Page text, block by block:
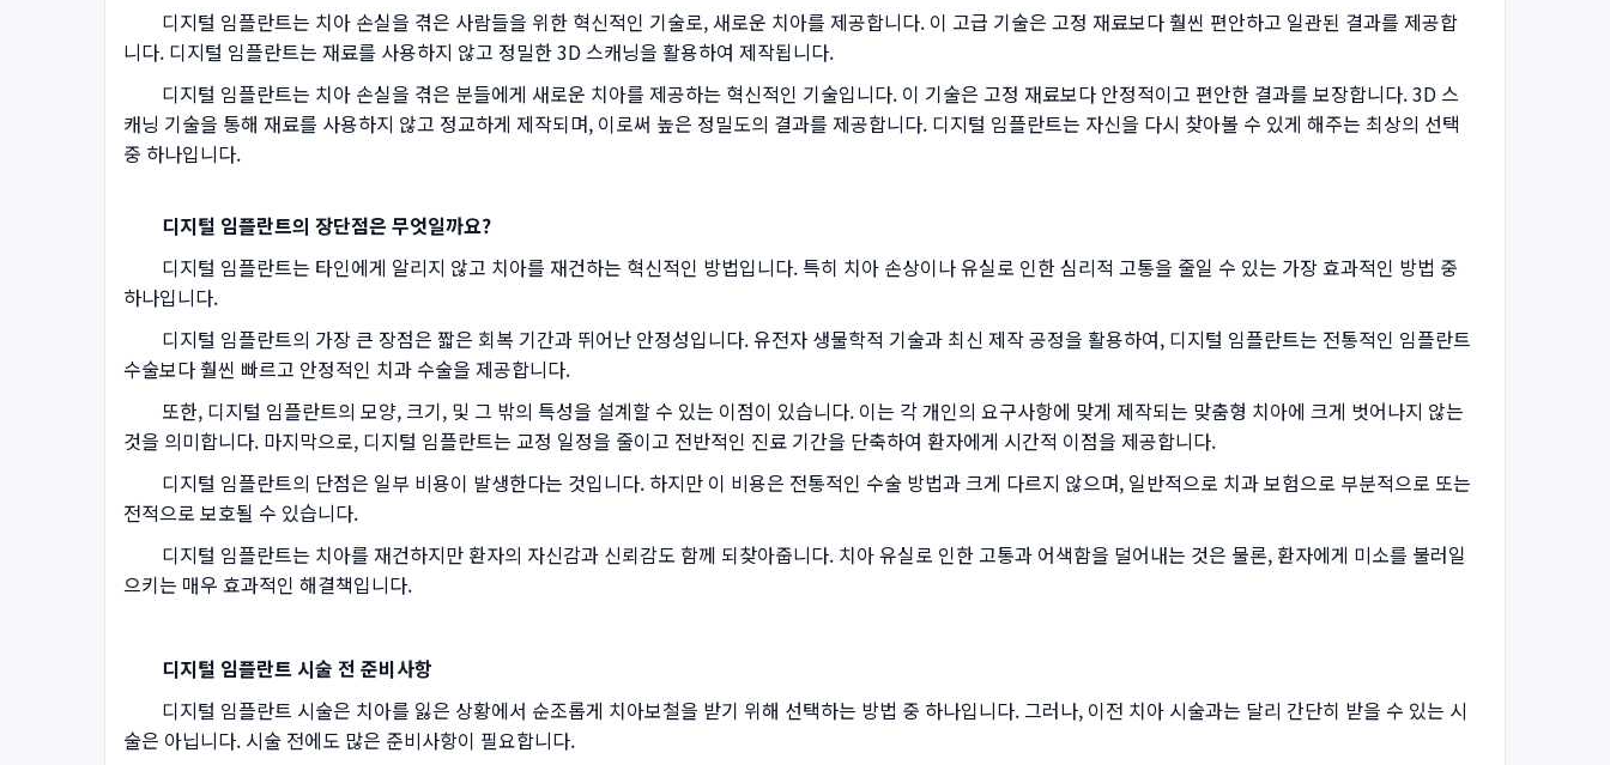
디지털 임플란트는 치아 손실을 겪은 사람들을 위한 혁신적인 기술로, 새로운 치아를 제공합니다. 이 고급 기술은 고정 재료보다 훨씬 편안하고 일관된 결과를 제공합
니다. 디지털 임플란트는 재료를 사용하지 않고 정밀한 3D 스캐닝을 활용하여 제작됩니다.
디지털 임플란트는 치아 손실을 겪은 분들에게 새로운 치아를 제공하는 혁신적인 기술입니다. 이 기술은 고정 재료보다 안정적이고 편안한 결과를 보장합니다. 3D 스
캐닝 기술을 통해 재료를 사용하지 않고 정교하게 제작되며, 이로써 높은 정밀도의 결과를 제공합니다. 디지털 임플란트는 자신을 다시 찾아볼 수 있게 해주는 최상의 선택
중 하나입니다.
디지털 임플란트의 장단점은 무엇일까요?
디지털 임플란트는 타인에게 알리지 않고 치아를 재건하는 혁신적인 방법입니다. 특히 치아 손상이나 유실로 인한 심리적 고통을 줄일 수 있는 가장 효과적인 방법 중
하나입니다.
디지털 임플란트의 가장 큰 장점은 짧은 회복 기간과 뛰어난 안정성입니다. 유전자 생물학적 기술과 최신 제작 공정을 활용하여, 디지털 임플란트는 전통적인 임플란트
수술보다 훨씬 빠르고 안정적인 치과 수술을 제공합니다.
또한, 디지털 임플란트의 모양, 크기, 및 그 밖의 특성을 설계할 수 있는 이점이 있습니다. 이는 각 개인의 요구사항에 맞게 제작되는 맞춤형 치아에 크게 벗어나지 않는
것을 의미합니다. 마지막으로, 디지털 임플란트는 교정 일정을 줄이고 전반적인 진료 기간을 단축하여 환자에게 시간적 이점을 제공합니다.
디지털 임플란트의 단점은 일부 비용이 발생한다는 것입니다. 하지만 이 비용은 전통적인 수술 방법과 크게 다르지 않으며, 일반적으로 치과 보험으로 부분적으로 또는
전적으로 보호될 수 있습니다.
디지털 임플란트는 치아를 재건하지만 환자의 자신감과 신뢰감도 함께 되찾아줍니다. 치아 유실로 인한 고통과 어색함을 덜어내는 것은 물론, 환자에게 미소를 불러일
으키는 매우 효과적인 해결책입니다.
디지털 임플란트 시술 전 준비사항
디지털 임플란트 시술은 치아를 잃은 상황에서 순조롭게 치아보철을 받기 위해 선택하는 방법 중 하나입니다. 그러나, 이전 치아 시술과는 달리 간단히 받을 수 있는 시
술은 아닙니다. 시술 전에도 많은 준비사항이 필요합니다.